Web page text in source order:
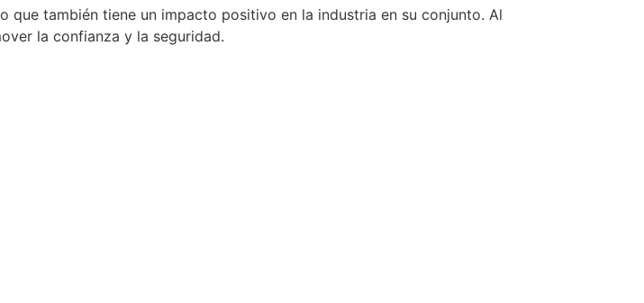
también tiene un impacto positivo en la industria en su conjunto. Al
la confianza y la seguridad.